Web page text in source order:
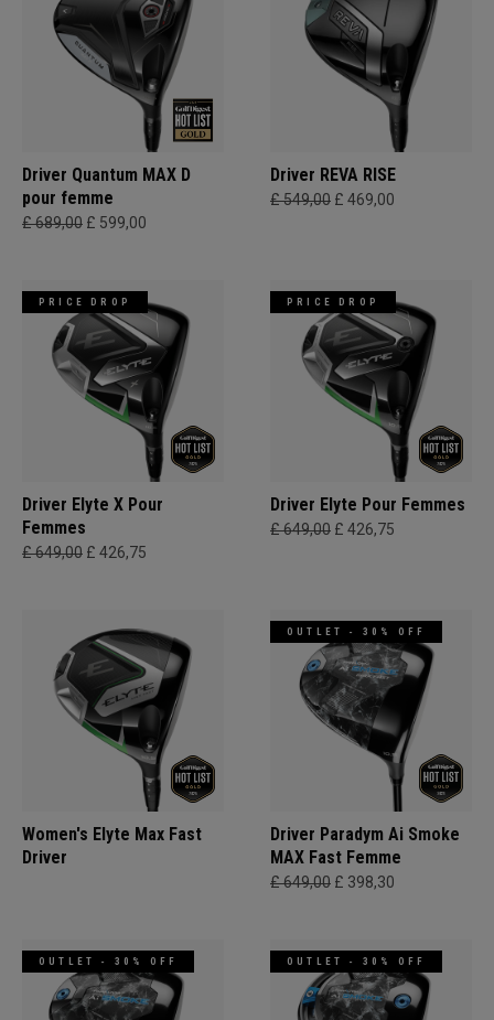
Driver Quantum MAX D
pour femme
£ 689,00 £ 599,00
Driver REVA RISE
£ 549,00 £ 469,00
PRICE DROP
Driver Elyte X Pour
Femmes
£ 649,00 £ 426,75
PRICE DROP
Driver Elyte Pour Femmes
£ 649,00 £ 426,75
Women's Elyte Max Fast
Driver
OUTLET - 30% OFF
Driver Paradym Ai Smoke
MAX Fast Femme
£ 649,00 £ 398,30
OUTLET - 30% OFF OUTLET - 30% OFF